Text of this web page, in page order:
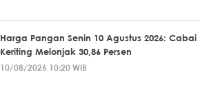
Harga Pangan Senin 10 Agustus 2026: Cabai
Keriting Melonjak 30,86 Persen
10/08/2026 10:20 WIB